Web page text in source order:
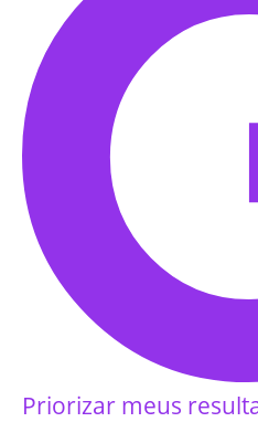
Priorizar meus